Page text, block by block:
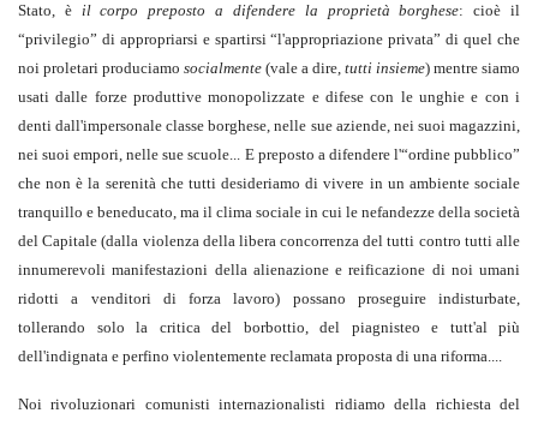
Stato, è il corpo preposto a difendere la proprietà borghese: cioè il
“privilegio” di appropriarsi e spartirsi “l'appropriazione privata” di quel che
noi proletari produciamo socialmente (vale a dire, tutti insieme) mentre siamo
usati dalle forze produttive monopolizzate e difese con le unghie e con i
denti dall'impersonale classe borghese, nelle sue aziende, nei suoi magazzini,
nei suoi empori, nelle sue scuole... E preposto a difendere l'“ordine pubblico”
che non è la serenità che tutti desideriamo di vivere in un ambiente sociale
tranquillo e beneducato, ma il clima sociale in cui le nefandezze della società
del Capitale (dalla violenza della libera concorrenza del tutti contro tutti alle
innumerevoli manifestazioni della alienazione e reificazione di noi umani
ridotti a venditori di forza lavoro) possano proseguire indisturbate,
tollerando solo la critica del borbottio, del piagnisteo e tutt'al più
dell'indignata e perfino violentemente reclamata proposta di una riforma....
Noi rivoluzionari comunisti internazionalisti ridiamo della richiesta del